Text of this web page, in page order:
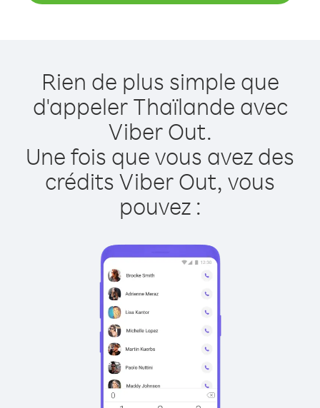
Rien de plus simple que
d'appeler Thaïlande avec
Viber Out.
Une fois que vous avez des
crédits Viber Out, vous
pouvez :